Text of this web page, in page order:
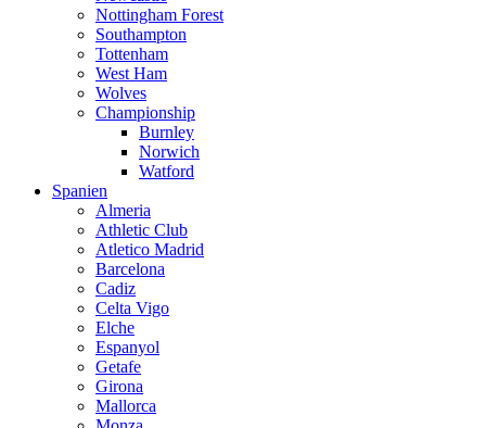
Nottingham Forest
Southampton
Tottenham
West Ham
Wolves
Championship
Burnley
Norwich
Watford
Spanien
Almeria
Athletic Club
Atletico Madrid
Barcelona
Cadiz
Celta Vigo
Elche
Espanyol
Getafe
Girona
Mallorca